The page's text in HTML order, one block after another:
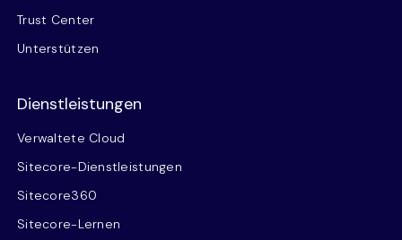
Trust Center
Unterstützen
Dienstleistungen
Verwaltete Cloud
Sitecore-Dienstleistungen
Sitecore360
Sitecore-Lernen